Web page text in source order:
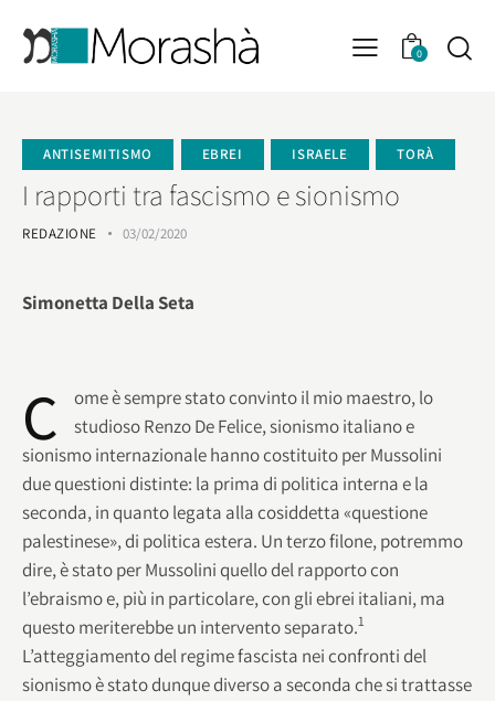
0
ANTISEMITISMO EBREI ISRAELE TORÀ
I rapporti tra fascismo e sionismo
REDAZIONE 03/02/2020
Simonetta Della Seta
C
ome è sempre stato convinto il mio maestro, lo
studioso Renzo De Felice, sionismo italiano e
sionismo internazionale hanno costituito per Mussolini
due questioni distinte: la prima di politica interna e la
seconda, in quanto legata alla cosiddetta «questione
palestinese», di politica estera. Un terzo filone, potremmo
dire, è stato per Mussolini quello del rapporto con
l’ebraismo e, più in particolare, con gli ebrei italiani, ma
questo meriterebbe un intervento separato.1
L’atteggiamento del regime fascista nei confronti del
sionismo è stato dunque diverso a seconda che si trattasse